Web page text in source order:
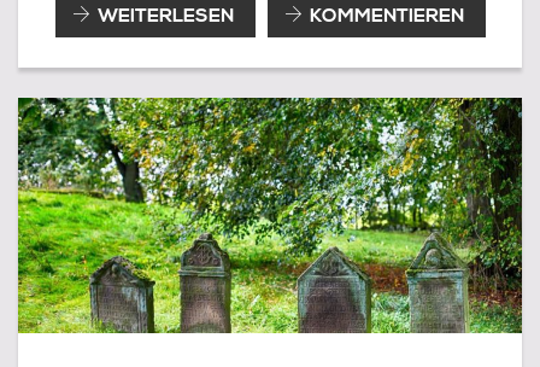
LOKALE
SEO
UND
DIENSTLEISTUNGEN
VON
GOOGLE
WEITERLESEN KOMMENTIEREN